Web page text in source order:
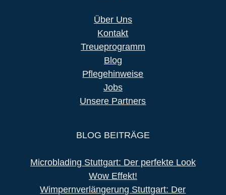
Über Uns
Kontakt
Treueprogramm
Blog
Pflegehinweise
Jobs
Unsere Partners
BLOG BEITRÄGE
Microblading Stuttgart: Der perfekte Look
Wow Effekt!
Wimpernverlängerung Stuttgart: Der